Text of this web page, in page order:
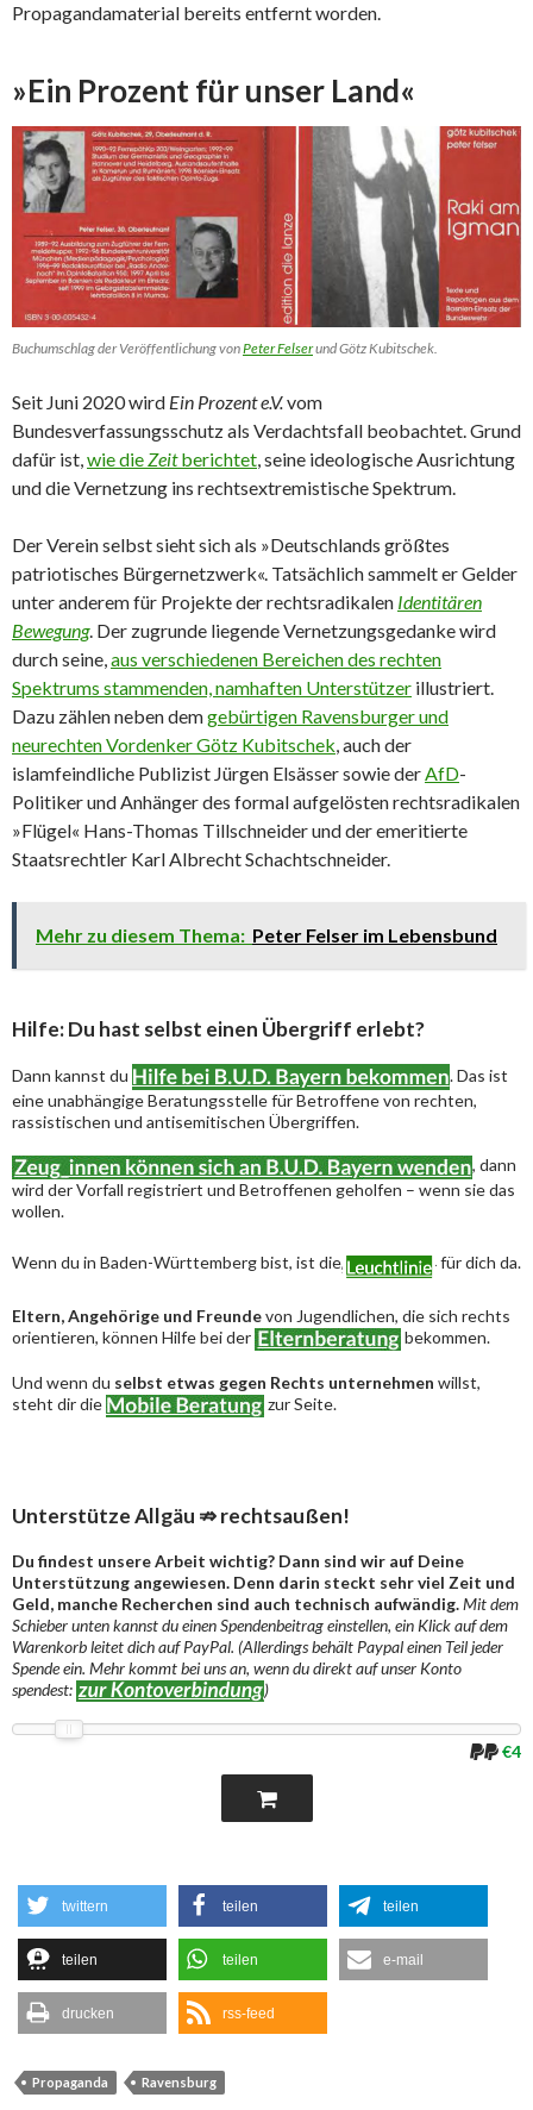
Propagandamaterial bereits entfernt worden.
»Ein Prozent für unser Land«
Buchumschlag der Veröffentlichung vonPeter Felserund Götz Kubitschek.
Seit Juni 2020 wird Ein Prozent e.V.vom
Bundesverfassungsschutz als Verdachtsfall beobachtet. Grund
dafür ist,wie dieZeitberichtet, seine ideologische Ausrichtung
und die Vernetzung ins rechtsextremistische Spektrum.
Der Verein selbst sieht sich als »Deutschlands größtes
patriotisches Bürgernetzwerk«. Tatsächlich sammelt er Gelder
unter anderem für Projekte der rechtsradikalen Identitären
Bewegung. Der zugrunde liegende Vernetzungsgedanke wird
durch seine,aus verschiedenen Bereichen des rechten
Spektrums stammenden, namhaften Unterstützer illustriert.
Dazu zählen neben demgebürtigen Ravensburger und
neurechten Vordenker Götz Kubitschek, auch der
islamfeindliche Publizist Jürgen Elsässer sowie derAfD-
Politiker und Anhänger des formal aufgelösten rechtsradikalen
»Flügel« Hans-Thomas Tillschneider und der emeritierte
Staatsrechtler Karl Albrecht Schachtschneider.
Mehr zu diesem Thema: Peter Felser im Lebensbund
Hilfe: Du hast selbst einen Übergriff erlebt?
Dann kannst du
. Das ist
eine unabhängige Beratungsstelle für Betroffene von rechten,
rassistischen und antisemitischen Übergriffen.
, dann
wird der Vorfall registriert und Betroffenen geholfen – wenn sie das
wollen.
Wenn du in Baden-Württemberg bist, ist die für dich da.
Eltern, Angehörige und Freundevon Jugendlichen, die sich rechts
orientieren, können Hilfe bei der
bekommen.
Und wenn du selbst etwas gegen Rechts unternehmen willst,
steht dir die
zur Seite.
Unterstütze Allgäu ⇏ rechtsaußen!
Du findest unsere Arbeit wichtig? Dann sind wir auf Deine
Unterstützung angewiesen. Denn darin steckt sehr viel Zeit und
Geld, manche Recherchen sind auch technisch aufwändig.Mit dem
Schieber unten kannst du einen Spendenbeitrag einstellen, ein Klick auf dem
Warenkorb leitet dich auf PayPal. (Allerdings behält Paypal einen Teil jeder
Spende ein. Mehr kommt bei uns an, wenn du direkt auf unser Konto
spendest:
)
€4
twittern teilen teilen
teilen teilen e-mail
drucken rss-feed
Propaganda Ravensburg